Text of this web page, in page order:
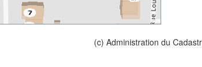
(c) Administration du